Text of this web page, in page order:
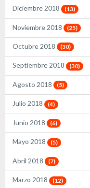
Diciembre 2018 (13)
Noviembre 2018 (25)
Octubre 2018 (30)
Septiembre 2018 (30)
Agosto 2018 (5)
Julio 2018 (4)
Junio 2018 (6)
Mayo 2018 (5)
Abril 2018 (7)
Marzo 2018 (12)